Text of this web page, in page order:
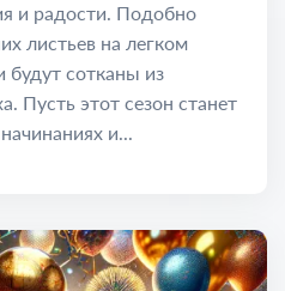
и радости. Подобно
листьев на легком
будут сотканы из
Пусть этот сезон станет
и...